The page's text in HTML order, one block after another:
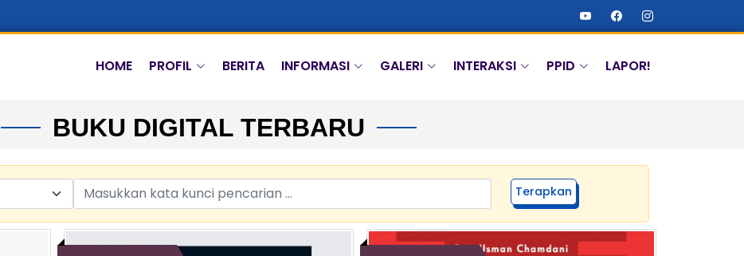
HOME PROFIL BERITA INFORMASI GALERI INTERAKSI PPID LAPOR!
BUKU DIGITAL TERBARU
Terapkan